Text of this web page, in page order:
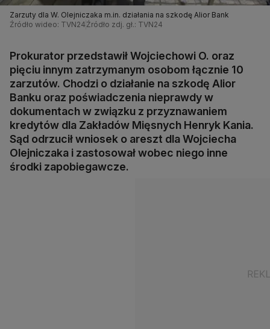
Zarzuty dla W. Olejniczaka m.in. działania na szkodę Alior Bank
Źródło wideo: TVN24 Źródło zdj. gł.: TVN24
Prokurator przedstawił Wojciechowi O. oraz
pięciu innym zatrzymanym osobom łącznie 10
zarzutów. Chodzi o działanie na szkodę Alior
Banku oraz poświadczenia nieprawdy w
dokumentach w związku z przyznawaniem
kredytów dla Zakładów Mięsnych Henryk Kania.
Sąd odrzucił wniosek o areszt dla Wojciecha
Olejniczaka i zastosował wobec niego inne
środki zapobiegawcze.